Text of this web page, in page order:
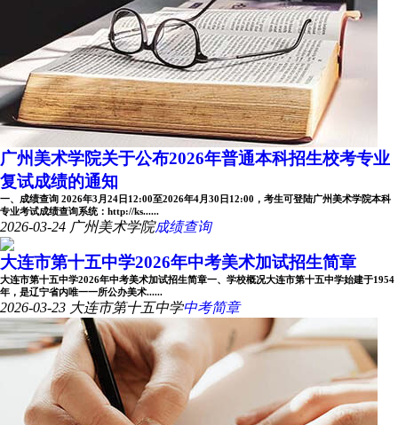
广州美术学院关于公布2026年普通本科招生校考专业
复试成绩的通知
一、成绩查询 2026年3月24日12:00至2026年4月30日12:00，考生可登陆广州美术学院本科
专业考试成绩查询系统：http://ks......
2026-03-24 广州美术学院成绩查询
大连市第十五中学2026年中考美术加试招生简章
大连市第十五中学2026年中考美术加试招生简章一、学校概况大连市第十五中学始建于1954
年，是辽宁省内唯一一所公办美术......
2026-03-23 大连市第十五中学中考简章